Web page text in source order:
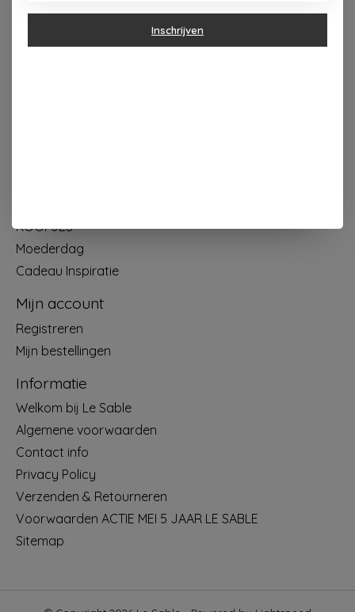
Categorieën
KOOPJES
Moederdag
Cadeau Inspiratie
Mijn account
Registreren
Mijn bestellingen
Informatie
Welkom bij Le Sable
Algemene voorwaarden
Contact info
Privacy Policy
Verzenden & Retourneren
Voorwaarden ACTIE MEI 5 JAAR LE SABLE
Sitemap
Inschrijven